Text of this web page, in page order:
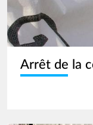
Arrêt de la